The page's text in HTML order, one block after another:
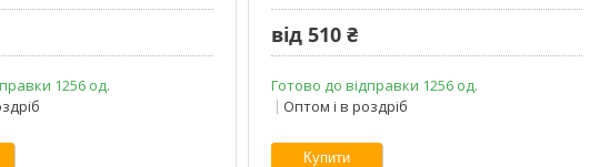
1256 од.
від 510 ₴
Готово до відправки 1256 од.
Оптом і в роздріб
Купити